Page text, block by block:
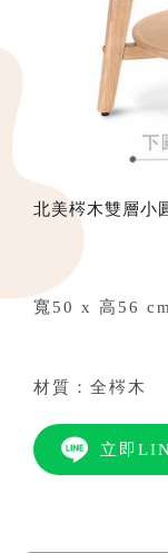
北美梣木雙層小
寬50 x 高56 cm
材質：全梣木
立即